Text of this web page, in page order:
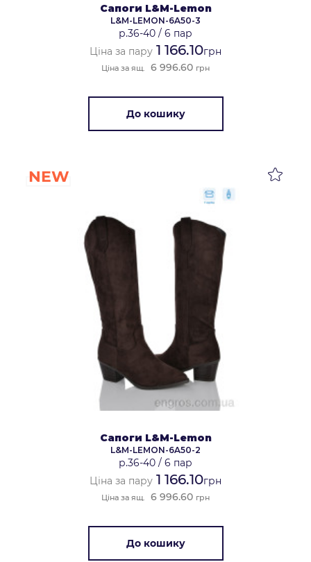
Сапоги L&M-Lemon
L&M-LEMON-6A50-3
р.36-40 / 6 пар
Ціна за пару 1 166.10грн
Ціна за ящ. 6 996.60 грн
До кошику
NEW
Сапоги L&M-Lemon
L&M-LEMON-6A50-2
р.36-40 / 6 пар
Ціна за пару 1 166.10грн
Ціна за ящ. 6 996.60 грн
До кошику